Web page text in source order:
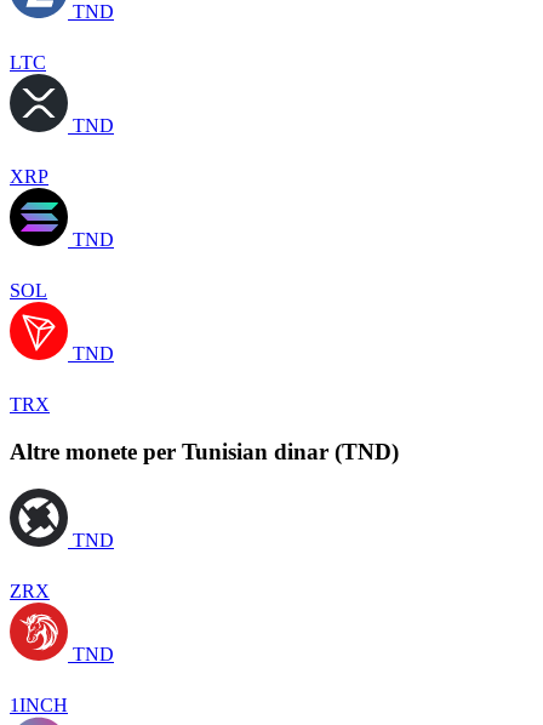
TND
LTC
TND
XRP
TND
SOL
TND
TRX
Altre monete per Tunisian dinar (TND)
TND
ZRX
TND
1INCH